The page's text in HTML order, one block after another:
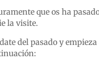
que os ha
la visite.
del pasado y